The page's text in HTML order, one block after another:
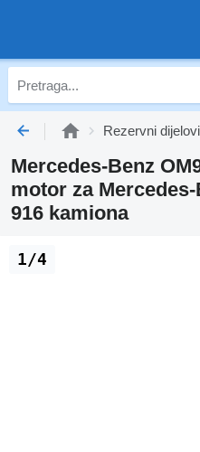
Rezervni dijelovi
Mercedes-Benz
motor za
916 kamiona
1/4